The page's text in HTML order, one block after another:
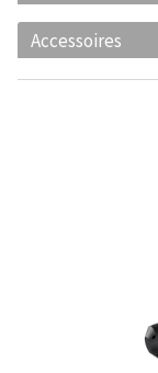
Accessoires